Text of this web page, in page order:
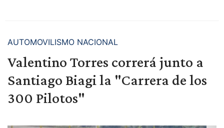
AUTOMOVILISMO NACIONAL
Valentino Torres correrá junto a
Santiago Biagi la "Carrera de los
300 Pilotos"